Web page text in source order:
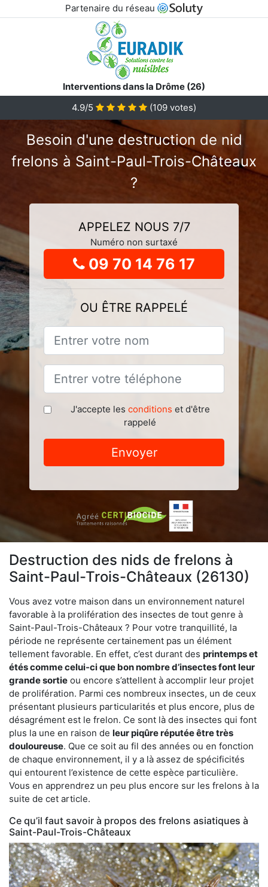
Partenaire du réseau
Interventions dans la Drôme (26)
4.9/5 (109 votes)
Besoin d'une destruction de nid
frelons à Saint-Paul-Trois-Châteaux
?
APPELEZ NOUS 7/7
Numéro non surtaxé
09 70 14 76 17
OU ÊTRE RAPPELÉ
J'accepte les conditions et d'être
rappelé
Envoyer
Destruction des nids de frelons à
Saint-Paul-Trois-Châteaux (26130)
Vous avez votre maison dans un environnement naturel
favorable à la prolifération des insectes de tout genre à
Saint-Paul-Trois-Châteaux ? Pour votre tranquillité, la
période ne représente certainement pas un élément
tellement favorable. En effet, c’est durant des printemps et
étés comme celui-ci que bon nombre d’insectes font leur
grande sortie ou encore s’attellent à accomplir leur projet
de prolifération. Parmi ces nombreux insectes, un de ceux
présentant plusieurs particularités et plus encore, plus de
désagrément est le frelon. Ce sont là des insectes qui font
plus la une en raison de leur piqûre réputée être très
douloureuse. Que ce soit au fil des années ou en fonction
de chaque environnement, il y a là assez de spécificités
qui entourent l’existence de cette espèce particulière.
Vous en apprendrez un peu plus encore sur les frelons à la
suite de cet article.
Ce qu’il faut savoir à propos des frelons asiatiques à
Saint-Paul-Trois-Châteaux